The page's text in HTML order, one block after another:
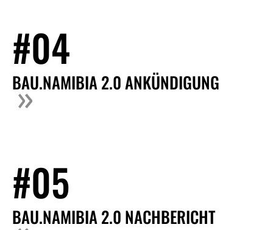
#04
BAU.NAMIBIA 2.0 ANKÜNDIGUNG
#05
BAU.NAMIBIA 2.0 NACHBERICHT